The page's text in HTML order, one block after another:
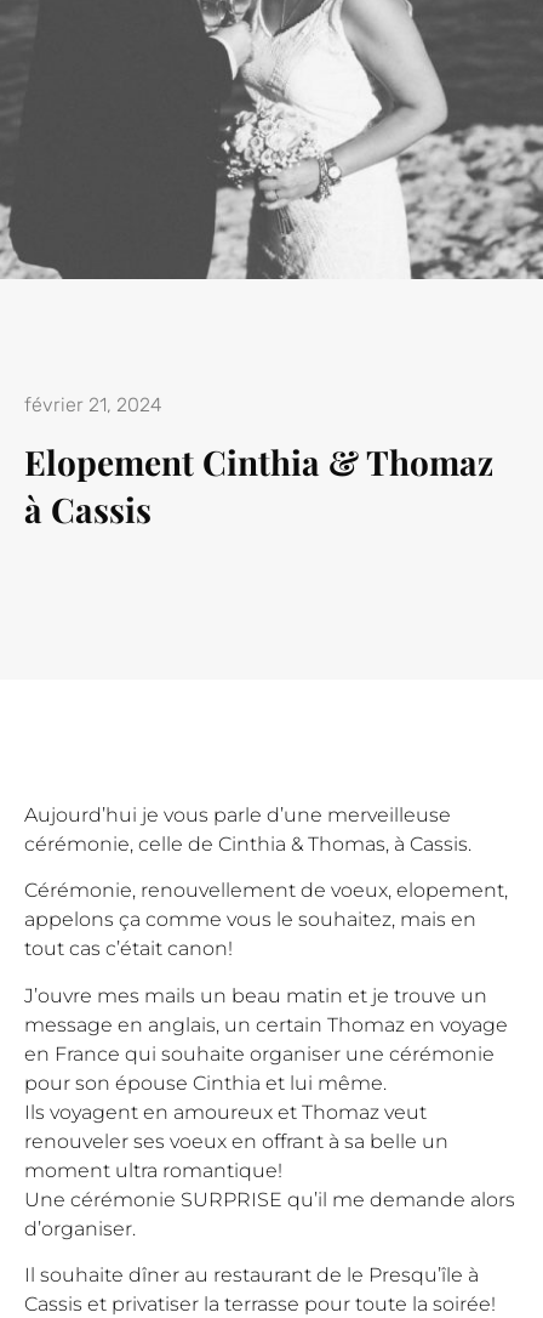
février 21, 2024
Elopement Cinthia & Thomaz
à Cassis
Aujourd’hui je vous parle d’une merveilleuse
cérémonie, celle de Cinthia & Thomas, à Cassis.
Cérémonie, renouvellement de voeux, elopement,
appelons ça comme vous le souhaitez, mais en
tout cas c’était canon!
J’ouvre mes mails un beau matin et je trouve un
message en anglais, un certain Thomaz en voyage
en France qui souhaite organiser une cérémonie
pour son épouse Cinthia et lui même.
Ils voyagent en amoureux et Thomaz veut
renouveler ses voeux en offrant à sa belle un
moment ultra romantique!
Une cérémonie SURPRISE qu’il me demande alors
d’organiser.
Il souhaite dîner au restaurant de le Presqu’île à
Cassis et privatiser la terrasse pour toute la soirée!